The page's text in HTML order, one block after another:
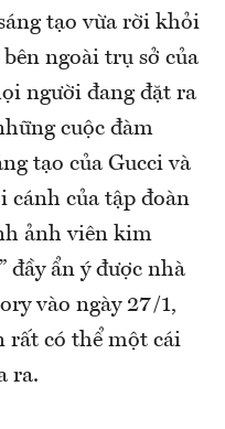
tạo vừa rời khỏi
ngoài trụ sở của
người đang đặt ra
cuộc đàm
tạo của Gucci và
cánh của tập đoàn
ảnh viên kim
đầy ẩn ý được nhà
vào ngày 27/1,
rất có thể một cái
ra.